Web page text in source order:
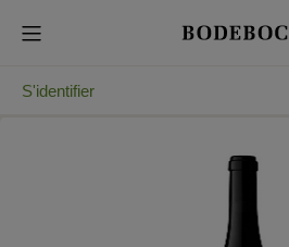
S'identifier